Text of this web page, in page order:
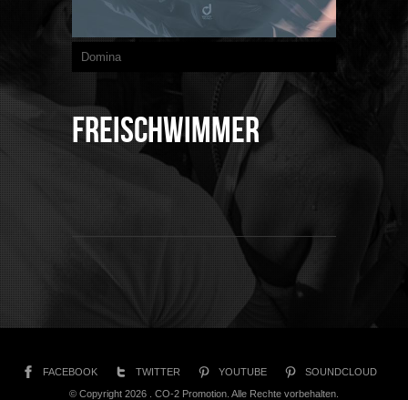
Domina
Freischwimmer
FACEBOOK TWITTER YOUTUBE
SOUNDCLOUD
© Copyright 2026 . CO-2 Promotion. Alle Rechte vorbehalten.